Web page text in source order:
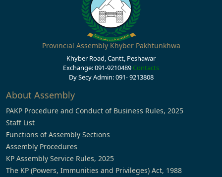
Provincial Assembly Khyber Pakhtunkhwa
Khyber Road, Cantt, Peshawar
Exchange: 091-9210489 Contacts
Dy Secy Admin: 091- 9213808
About Assembly
PAKP Procedure and Conduct of Business Rules, 2025
Staff List
Functions of Assembly Sections
Assembly Procedures
KP Assembly Service Rules, 2025
The KP (Powers, Immunities and Privileges) Act, 1988